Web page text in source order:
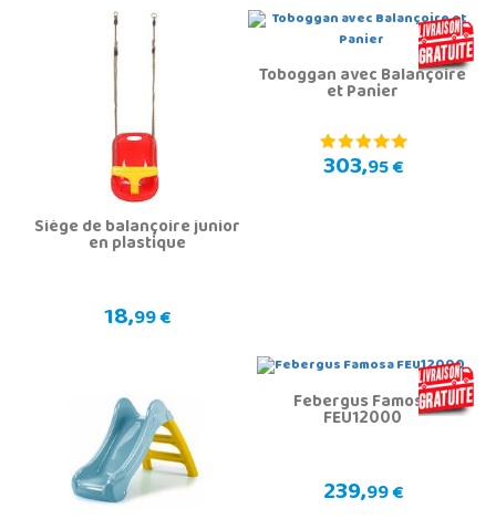
Siège de balançoire junior
en plastique
18,99 €
Toboggan avec Balançoire
et Panier
303,95 €
Febergus Famosa
FEU12000
239,99 €